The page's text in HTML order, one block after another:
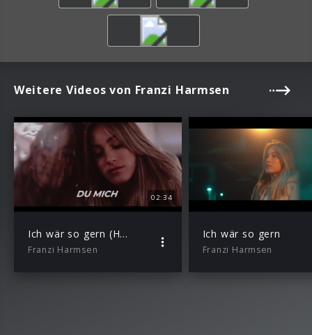
Weitere Videos von Franzi Harmsen
02:34
Ich wär so gern (HBz Remix)
Franzi Harmsen
Ich wär so gern
Franzi Harmsen